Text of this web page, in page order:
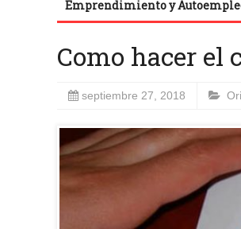
Emprendimiento y
Como hacer
septiembre 27, 2018